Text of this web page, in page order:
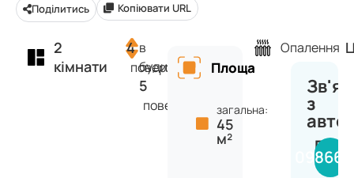
Поділитись Копіювати URL
2
кімнати
4
поверх
в
будинку
5
поверхів
Площа
загальна:
45
м²
Опалення
з